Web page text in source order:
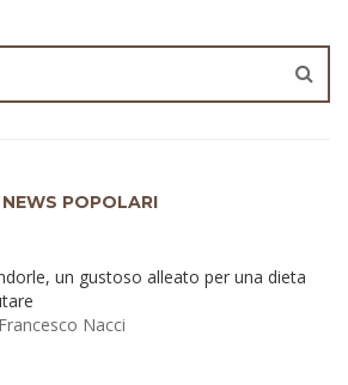
NEWS POPOLARI
un gustoso alleato per una dieta
Francesco Nacci